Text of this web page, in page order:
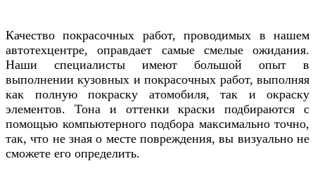
Качество покрасочных работ, проводимых в нашем
автотехцентре, оправдает самые смелые ожидания.
Наши специалисты имеют большой опыт в
выполнении кузовных и покрасочных работ, выполняя
как полную покраску атомобиля, так и окраску
элементов. Тона и оттенки краски подбираются с
помощью компьютерного подбора максимально точно,
так, что не зная о месте повреждения, вы визуально не
сможете его определить.